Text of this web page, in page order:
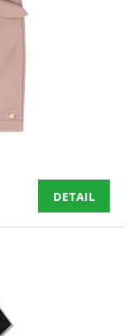
DETAIL